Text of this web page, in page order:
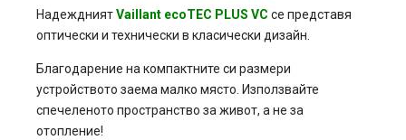
НадеждниятVaillant ecoTEC PLUS VC се представя
оптически и технически в класически дизайн.
Благодарение на компактните си размери
устройството заема малко място. Използвайте
спечеленото пространство за живот, а не за
отопление!